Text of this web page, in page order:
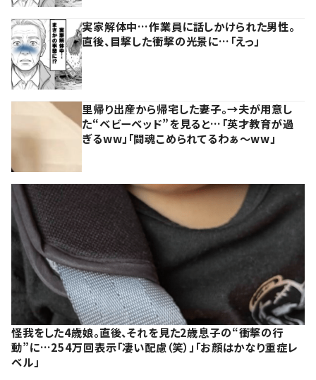
実家解体中…作業員に話しかけられた男性。
直後、目撃した衝撃の光景に…「えっ」
里帰り出産から帰宅した妻子。→夫が用意し
た“ベビーベッド”を見ると…「英才教育が過
ぎるww」「闘魂こめられてるわぁ～ww」
怪我をした4歳娘。直後、それを見た2歳息子の“衝撃の行
動”に…254万回表示「凄い配慮（笑）」「お顔はかなり重症レ
ベル」